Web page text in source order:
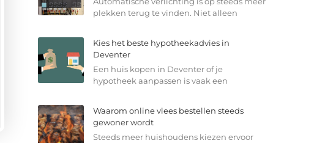
plekken terug te vinden. Niet alleen
Kies het beste hypotheekadvies in
Deventer
Een huis kopen in Deventer of je
hypotheek aanpassen is vaak een
Waarom online vlees bestellen steeds
gewoner wordt
Steeds meer huishoudens kiezen ervoor